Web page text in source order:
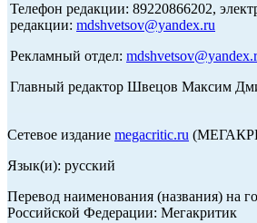
Телефон редакции: 89220866202,
редакции: mdshvetsov@yandex.ru
Рекламный отдел:
Главный редактор Швецов Максим
Сетевое издание megacritic.ru
Язык(и): русский
Перевод наименования (названия) на
Российской Федерации: Мегакритик